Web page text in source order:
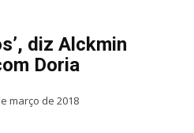
diz Alckmin
Doria
março de 2018